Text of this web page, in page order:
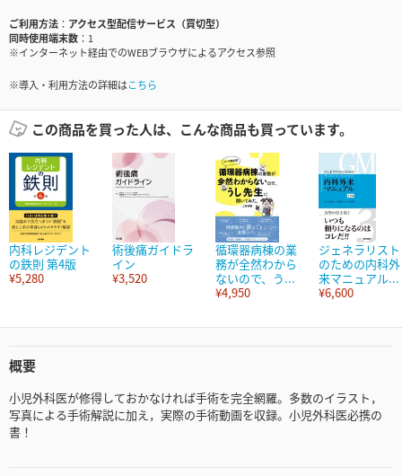
ご利用方法
アクセス型配信サービス（買切型）
同時使用端末数
1
※インターネット経由でのWEBブラウザによるアクセス参照
※導入・利用方法の詳細はこちら
この商品を買った人は、こんな商品も買っています。
内科レジデント
の鉄則 第4版
¥5,280
術後痛ガイドラ
イン
¥3,520
循環器病棟の業
務が全然わから
ないので、う...
¥4,950
ジェネラリスト
のための内科外
来マニュアル...
¥6,600
概要
小児外科医が修得しておかなければ手術を完全網羅。多数のイラスト，
写真による手術解説に加え，実際の手術動画を収録。小児外科医必携の
書！